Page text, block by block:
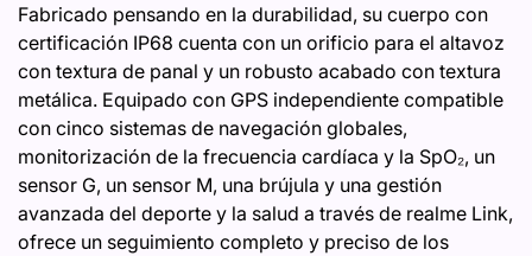
Fabricado pensando en la durabilidad, su cuerpo con
certificación IP68 cuenta con un orificio para el altavoz
con textura de panal y un robusto acabado con textura
metálica. Equipado con GPS independiente compatible
con cinco sistemas de navegación globales,
monitorización de la frecuencia cardíaca y la SpO₂, un
sensor G, un sensor M, una brújula y una gestión
avanzada del deporte y la salud a través de realme Link,
ofrece un seguimiento completo y preciso de los